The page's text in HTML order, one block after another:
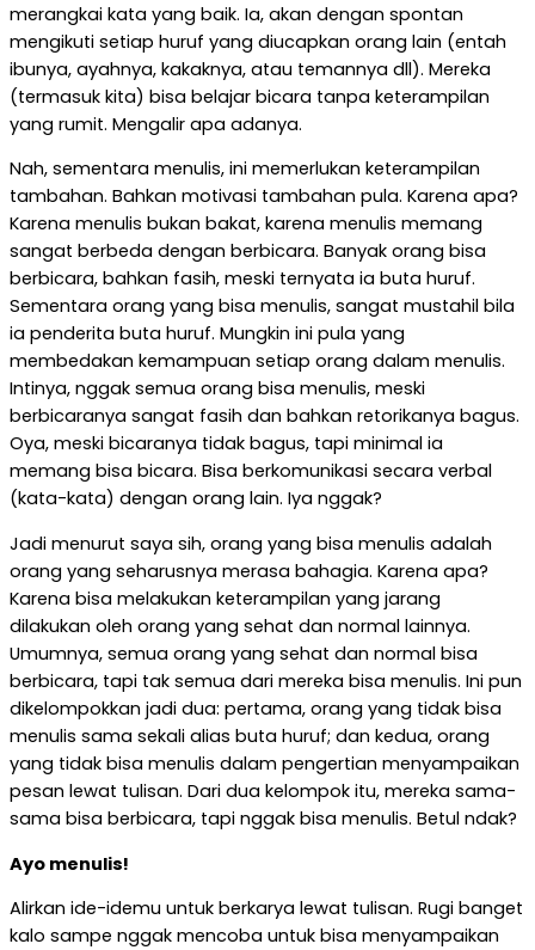
merangkai kata yang baik. Ia, akan dengan spontan
mengikuti setiap huruf yang diucapkan orang lain (entah
ibunya, ayahnya, kakaknya, atau temannya dll). Mereka
(termasuk kita) bisa belajar bicara tanpa keterampilan
yang rumit. Mengalir apa adanya.
Nah, sementara menulis, ini memerlukan keterampilan
tambahan. Bahkan motivasi tambahan pula. Karena apa?
Karena menulis bukan bakat, karena menulis memang
sangat berbeda dengan berbicara. Banyak orang bisa
berbicara, bahkan fasih, meski ternyata ia buta huruf.
Sementara orang yang bisa menulis, sangat mustahil bila
ia penderita buta huruf. Mungkin ini pula yang
membedakan kemampuan setiap orang dalam menulis.
Intinya, nggak semua orang bisa menulis, meski
berbicaranya sangat fasih dan bahkan retorikanya bagus.
Oya, meski bicaranya tidak bagus, tapi minimal ia
memang bisa bicara. Bisa berkomunikasi secara verbal
(kata-kata) dengan orang lain. Iya nggak?
Jadi menurut saya sih, orang yang bisa menulis adalah
orang yang seharusnya merasa bahagia. Karena apa?
Karena bisa melakukan keterampilan yang jarang
dilakukan oleh orang yang sehat dan normal lainnya.
Umumnya, semua orang yang sehat dan normal bisa
berbicara, tapi tak semua dari mereka bisa menulis. Ini pun
dikelompokkan jadi dua: pertama, orang yang tidak bisa
menulis sama sekali alias buta huruf; dan kedua, orang
yang tidak bisa menulis dalam pengertian menyampaikan
pesan lewat tulisan. Dari dua kelompok itu, mereka sama-
sama bisa berbicara, tapi nggak bisa menulis. Betul ndak?
Ayo menulis!
Alirkan ide-idemu untuk berkarya lewat tulisan. Rugi banget
kalo sampe nggak mencoba untuk bisa menyampaikan